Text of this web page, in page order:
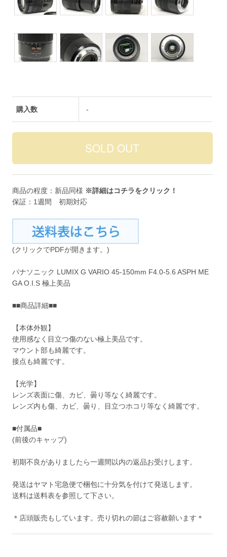
購入数 -
商品の程度：新品同様 ※詳細はコチラをクリック！
保証：1週間 初期対応
(クリックでPDFが開きます。)
パナソニック LUMIX G VARIO 45-150mm F4.0-5.6 ASPH ME
GA O.I.S 極上美品
■■商品詳細■■
【本体外観】
使用感なく目立つ傷のない極上美品です。
マウント部も綺麗です。
接点も綺麗です。
【光学】
レンズ表面に傷、カビ、曇り等なく綺麗です。
レンズ内も傷、カビ、曇り、目立つホコリ等なく綺麗です。
■付属品■
(前後のキャップ)
初期不良がありましたら一週間以内の返品お受けします。
発送はヤマト宅急便で梱包に十分気を付けて発送します。
送料は送料表を参照して下さい。
＊店頭販売もしています。売り切れの節はご容赦願います＊